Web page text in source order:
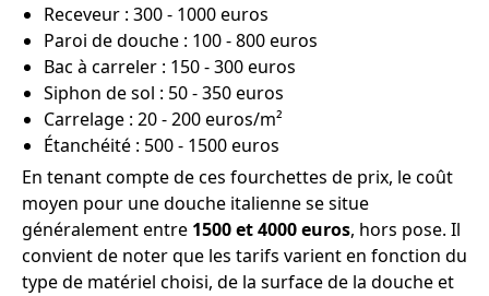
Receveur : 300 - 1000 euros
Paroi de douche : 100 - 800 euros
Bac à carreler : 150 - 300 euros
Siphon de sol : 50 - 350 euros
Carrelage : 20 - 200 euros/m²
Étanchéité : 500 - 1500 euros
En tenant compte de ces fourchettes de prix, le coût
moyen pour une douche italienne se situe
généralement entre 1500 et 4000 euros, hors pose. Il
convient de noter que les tarifs varient en fonction du
type de matériel choisi, de la surface de la douche et